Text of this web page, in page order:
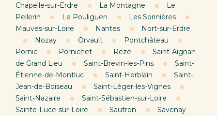
Chapelle-sur-Erdre
La Montagne
Le
Pellerin
Le Pouliguen
Les Sorinières
Mauves-sur-Loire
Nantes
Nort-sur-Erdre
Nozay
Orvault
Pontchâteau
Pornic
Pornichet Rezé
Saint-Aignan
de Grand Lieu
Saint-Brevin-les-Pins
Saint-
Étienne-de-Montluc
Saint-Herblain
Saint-
Jean-de-Boiseau
Saint-Léger-les-Vignes
Saint-Nazaire
Saint-Sébastien-sur-Loire
Sainte-Luce-sur-Loire
Sautron
Savenay